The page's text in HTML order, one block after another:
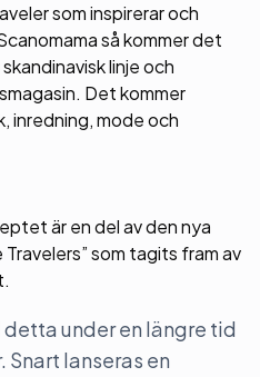
som inspirerar och
så kommer det
linje och
Det kommer
inredning, mode och
är en del av den nya
som tagits fram av
under en längre tid
lanseras en